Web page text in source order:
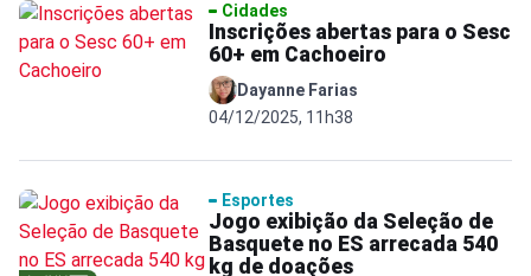
Cidades
Inscrições abertas para o Sesc
60+ em Cachoeiro
Dayanne Farias
04/12/2025, 11h38
Esportes
Jogo exibição da Seleção de
Basquete no ES arrecada 540
kg de doações